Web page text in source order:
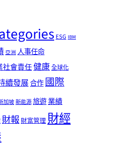
ESG IBM
亞洲 人事任命
社會責任健康全球化
續發展合作國際
加坡新能源旅遊業績
財報 財富管理財經